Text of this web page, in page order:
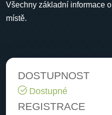
Všechny základní informace
místě.
DOSTUPNOST
Dostupné
REGISTRACE